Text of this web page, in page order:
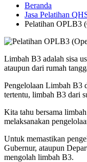
Beranda
Jasa Pelatihan
Pelatihan OPLB3
Limbah B3 adalah sisa
ataupun dari rumah
Pengelolaan Limbah B3
tertentu, limbah B3 dari
Kita tahu bersama
melaksanakan
Untuk memastikan
Gubernur, ataupun
mengolah limbah B3.